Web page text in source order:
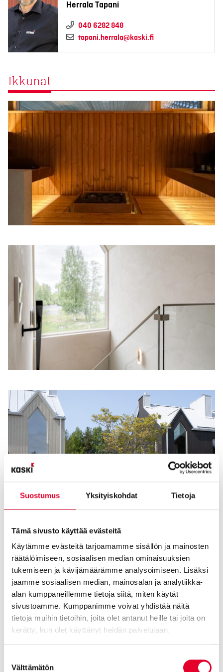
Suostumus Yksityiskohdat Tietoja
Tämä sivusto käyttää evästeitä
Käytämme evästeitä tarjoamamme sisällön ja mainosten
räätälöimiseen, sosiaalisen median ominaisuuksien
tukemiseen ja kävijämäärämme analysoimiseen. Lisäksi
jaamme sosiaalisen median, mainosalan ja analytiikka-
alan kumppaneillemme tietoja siitä, miten käytät
sivustoamme. Kumppanimme voivat yhdistää näitä
tietoja muihin tietoihin, joita olet antanut heille tai joita on
kerätty, kun olet käyttänyt heidän palvelujaan.
valinta
Välttämätön
Herrala Tapani
040 6282 848
tapani.herrala@kaski.fi
Ikkunat